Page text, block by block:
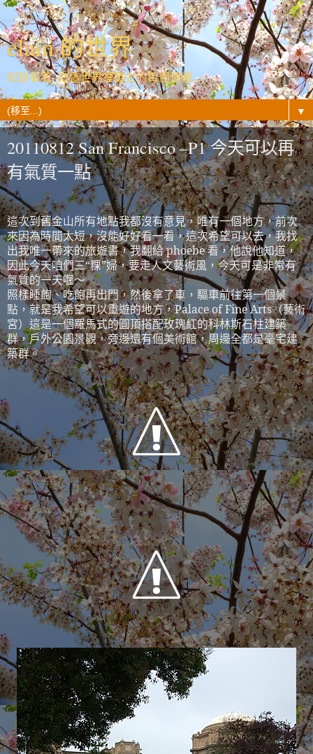
elain 的世界
紀錄著我- 在這世界裡發生的每個情緒...
▼
20110812 San Francisco –P1 今天可以再
有氣質一點
這次到舊金山所有地點我都沒有意見，唯有一個地方，前次
來因為時間太短，沒能好好看一看，這次希望可以去，我找
出我唯一帶來的旅遊書，我翻給phoebe看，他說他知道，
因此今天咱們三“粿”婦，要走人文藝術風，今天可是非常有
氣質的一天喔～
照樣睡飽、吃飽再出門，然後拿了車，驅車前往第一個景
點，就是我希望可以重遊的地方，Palace of Fine Arts（藝術
宮）這是一個羅馬式的圓頂搭配玫瑰紅的科林斯石柱建築
群，戶外公園景觀，旁邊還有個美術館，周邊全都是毫宅建
築群。